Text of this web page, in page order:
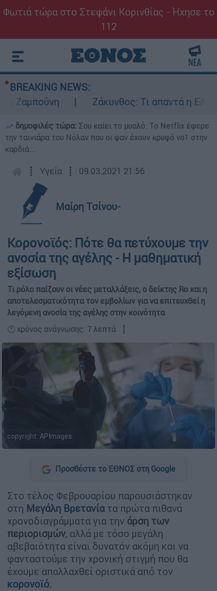
Φωτιά τώρα στο Στεφάνι Κορινθίας - Ήχησε το
112
BREAKING NEWS:
Ζάκυνθος: Τι απαντά η ΕΛΑΣ για
δημοφιλές τώρα: Σου καίει το μυαλό: Το Netflix έφερε
την ταινιάρα του Νόλαν που οι φαν έχουν κρυφό νο1 στην
καρδιά...
┋ Υγεία ┋ 09.03.2021 21:56
Μαίρη Τσίνου-
Κορονοϊός: Πότε θα πετύχουμε την
ανοσία της αγέλης - Η μαθηματική
εξίσωση
Τι ρόλο παίζουν οι νέες μεταλλάξεις, ο δείκτης Ro και η
αποτελεσματικότητα τον εμβολίων για να επιτευχθεί η
λεγόμενη ανοσία της αγέλης στην κοινότητα
🕛 χρόνος ανάγνωσης: 7 λεπτά ┋
copyright: APImages
Προσθέστε το ΕΘΝΟΣ στη Google
Στο τέλος Φεβρουαρίου παρουσιάστηκαν
στη Μεγάλη Βρετανία τα πρώτα πιθανά
χρονοδιαγράμματα για την άρση των
περιορισμών, αλλά με τόσο μεγάλη
αβεβαιότητα είναι δυνατόν ακόμη και να
φανταστούμε την χρονική στιγμή που θα
έχουμε απαλλαχθεί οριστικά από τον
κορονοϊό;